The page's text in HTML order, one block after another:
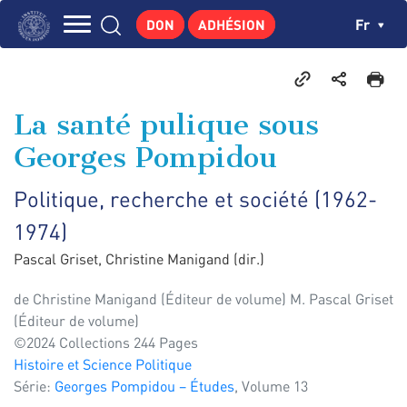
Aller
CENTRE DE RECHERCHES
PUBLICATIONS
ACTUALITÉS
DON ADHÉSION Fr
La santé pulique sous
Georges Pompidou
Politique, recherche et société (1962-
1974)
Pascal Griset, Christine Manigand (dir.)
de Christine Manigand (Éditeur de volume) M. Pascal Griset
(Éditeur de volume)
©2024 Collections 244 Pages
Histoire et Science Politique
Série: Georges Pompidou – Études, Volume 13
Panneau de gestion des cookies